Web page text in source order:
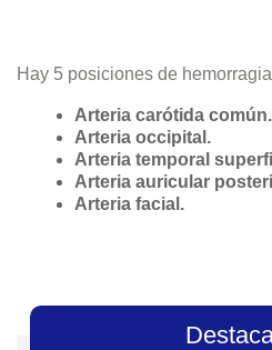
Hay 5 posiciones de
Arteria carótida común.
Arteria occipital.
Arteria temporal
Arteria auricular
Arteria facial.